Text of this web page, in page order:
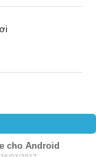
cho Android